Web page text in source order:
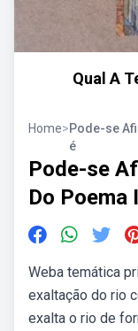
Qual A
Home>Pode-se
é
Pode-se
Do Poema
Weba temática
exaltação do rio
exalta o rio de